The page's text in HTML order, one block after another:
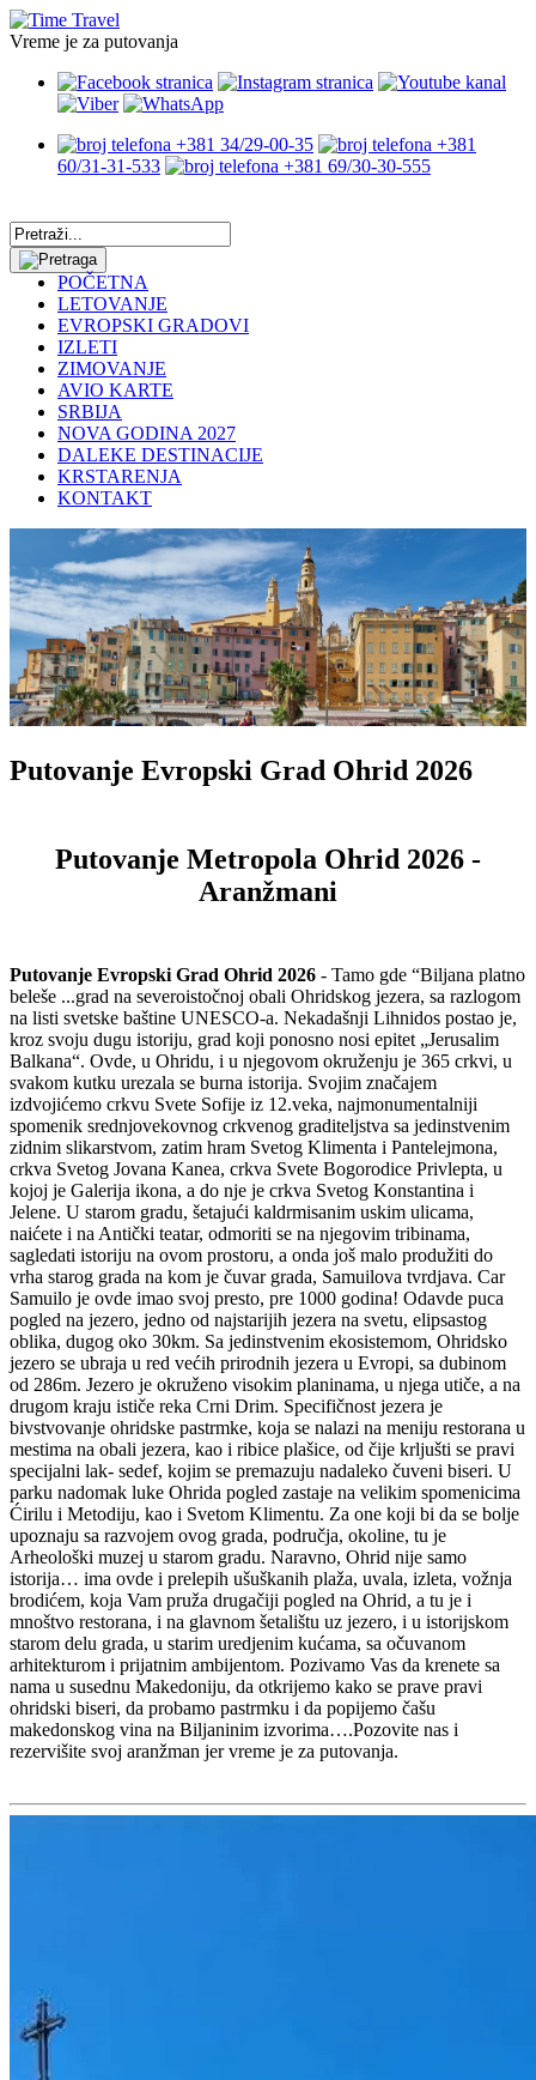
Vreme je za putovanja
+381 34/29-00-35
+381
60/31-31-533
+381 69/30-30-555
POČETNA
LETOVANJE
EVROPSKI GRADOVI
IZLETI
ZIMOVANJE
AVIO KARTE
SRBIJA
NOVA GODINA 2027
DALEKE DESTINACIJE
KRSTARENJA
KONTAKT
Putovanje Evropski Grad Ohrid 2026
Putovanje Metropola Ohrid 2026 -
Aranžmani
Putovanje Evropski Grad Ohrid 2026 - Tamo gde “Biljana platno
beleše ...grad na severoistočnoj obali Ohridskog jezera, sa razlogom
na listi svetske baštine UNESCO-a. Nekadašnji Lihnidos postao je,
kroz svoju dugu istoriju, grad koji ponosno nosi epitet „Jerusalim
Balkana“. Ovde, u Ohridu, i u njegovom okruženju je 365 crkvi, u
svakom kutku urezala se burna istorija. Svojim značajem
izdvojićemo crkvu Svete Sofije iz 12.veka, najmonumentalniji
spomenik srednjovekovnog crkvenog graditeljstva sa jedinstvenim
zidnim slikarstvom, zatim hram Svetog Klimenta i Pantelejmona,
crkva Svetog Jovana Kanea, crkva Svete Bogorodice Privlepta, u
kojoj je Galerija ikona, a do nje je crkva Svetog Konstantina i
Jelene. U starom gradu, šetajući kaldrmisanim uskim ulicama,
naićete i na Antički teatar, odmoriti se na njegovim tribinama,
sagledati istoriju na ovom prostoru, a onda još malo produžiti do
vrha starog grada na kom je čuvar grada, Samuilova tvrdjava. Car
Samuilo je ovde imao svoj presto, pre 1000 godina! Odavde puca
pogled na jezero, jedno od najstarijih jezera na svetu, elipsastog
oblika, dugog oko 30km. Sa jedinstvenim ekosistemom, Ohridsko
jezero se ubraja u red većih prirodnih jezera u Evropi, sa dubinom
od 286m. Jezero je okruženo visokim planinama, u njega utiče, a na
drugom kraju ističe reka Crni Drim. Specifičnost jezera je
bivstvovanje ohridske pastrmke, koja se nalazi na meniju restorana u
mestima na obali jezera, kao i ribice plašice, od čije krljušti se pravi
specijalni lak- sedef, kojim se premazuju nadaleko čuveni biseri. U
parku nadomak luke Ohrida pogled zastaje na velikim spomenicima
Ćirilu i Metodiju, kao i Svetom Klimentu. Za one koji bi da se bolje
upoznaju sa razvojem ovog grada, područja, okoline, tu je
Arheološki muzej u starom gradu. Naravno, Ohrid nije samo
istorija… ima ovde i prelepih ušuškanih plaža, uvala, izleta, vožnja
brodićem, koja Vam pruža drugačiji pogled na Ohrid, a tu je i
mnoštvo restorana, i na glavnom šetalištu uz jezero, i u istorijskom
starom delu grada, u starim uredjenim kućama, sa očuvanom
arhitekturom i prijatnim ambijentom. Pozivamo Vas da krenete sa
nama u susednu Makedoniju, da otkrijemo kako se prave pravi
ohridski biseri, da probamo pastrmku i da popijemo čašu
makedonskog vina na Biljaninim izvorima….Pozovite nas i
rezervišite svoj aranžman jer vreme je za putovanja.